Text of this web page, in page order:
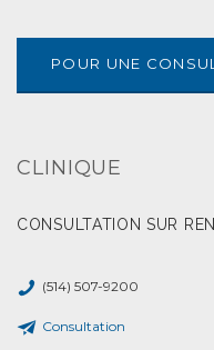
POUR UNE
CLINIQUE
CONSULTATION SUR
(514) 507-9200
Consultation